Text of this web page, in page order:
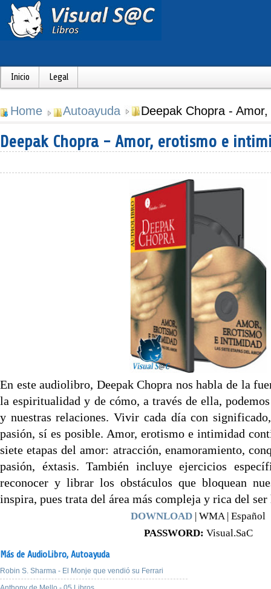
Inicio Legal
Home Autoayuda Deepak Chopra -
Deepak Chopra - Amor, erotismo e
En este audiolibro, Deepak Chopra nos habla de la
la espiritualidad y de cómo, a través de ella,
y nuestras relaciones. Vivir cada día con
pasión, sí es posible. Amor, erotismo e intimidad
siete etapas del amor: atracción, enamoramiento,
pasión, éxtasis. También incluye ejercicios
reconocer y librar los obstáculos que bloquean
inspira, pues trata del área más compleja y rica del ser
DOWNLOAD | WMA | Español
PASSWORD: Visual.SaC
Más de AudioLibro, Autoayuda
Robin S. Sharma - El Monje que vendió su Ferrari